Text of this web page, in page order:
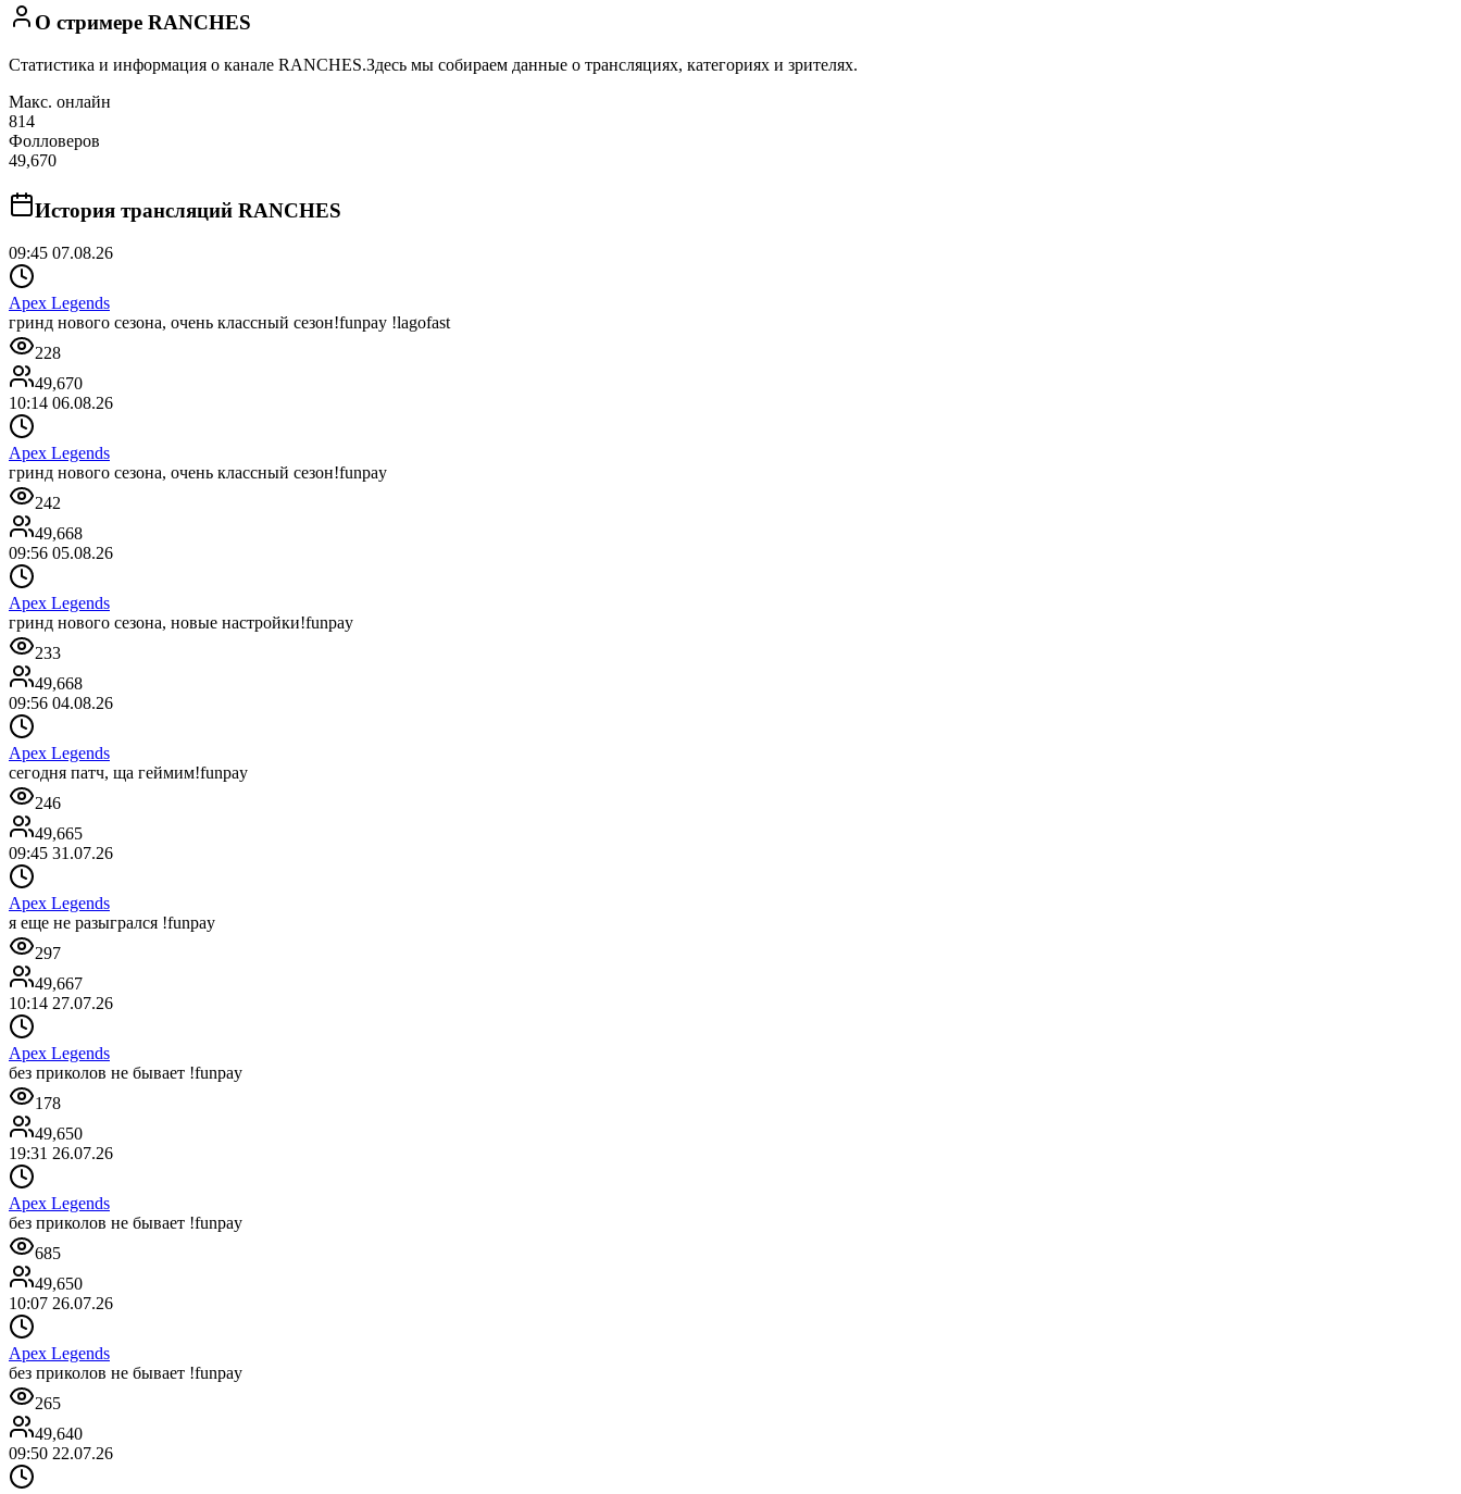
О стримере RANCHES
Статистика и информация о канале RANCHES.Здесь мы собираем данные о трансляциях, категориях и зрителях.
Макс. онлайн
814
Фолловеров
49,670
История трансляций RANCHES
09:45 07.08.26
Apex Legends
гринд нового сезона, очень классный сезон!funpay !lagofast
228
49,670
10:14 06.08.26
Apex Legends
гринд нового сезона, очень классный сезон!funpay
242
49,668
09:56 05.08.26
Apex Legends
гринд нового сезона, новые настройки!funpay
233
49,668
09:56 04.08.26
Apex Legends
сегодня патч, ща геймим!funpay
246
49,665
09:45 31.07.26
Apex Legends
я еще не разыгрался !funpay
297
49,667
10:14 27.07.26
Apex Legends
без приколов не бывает !funpay
178
49,650
19:31 26.07.26
Apex Legends
без приколов не бывает !funpay
685
49,650
10:07 26.07.26
Apex Legends
без приколов не бывает !funpay
265
49,640
09:50 22.07.26